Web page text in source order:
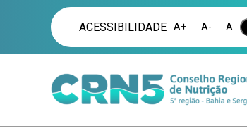
ACESSIBILIDADE A+ A- A